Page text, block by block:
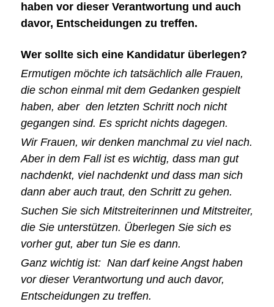
haben vor dieser Verantwortung und auch
davor, Entscheidungen zu treffen.
Wer sollte sich eine Kandidatur überlegen?
Ermutigen möchte ich tatsächlich alle Frauen,
die schon einmal mit dem Gedanken gespielt
haben, aber den letzten Schritt noch nicht
gegangen sind. Es spricht nichts dagegen.
Wir Frauen, wir denken manchmal zu viel nach.
Aber in dem Fall ist es wichtig, dass man gut
nachdenkt, viel nachdenkt und dass man sich
dann aber auch traut, den Schritt zu gehen.
Suchen Sie sich Mitstreiterinnen und Mitstreiter,
die Sie unterstützen. Überlegen Sie sich es
vorher gut, aber tun Sie es dann.
Ganz wichtig ist: Nan darf keine Angst haben
vor dieser Verantwortung und auch davor,
Entscheidungen zu treffen.